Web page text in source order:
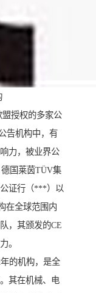
授权的多家公
告机构中，有
力，被业界公
国莱茵TÜV集
证行（***）以
在全球范围内
，其颁发的CE
。
的机构，是全
其在机械、电